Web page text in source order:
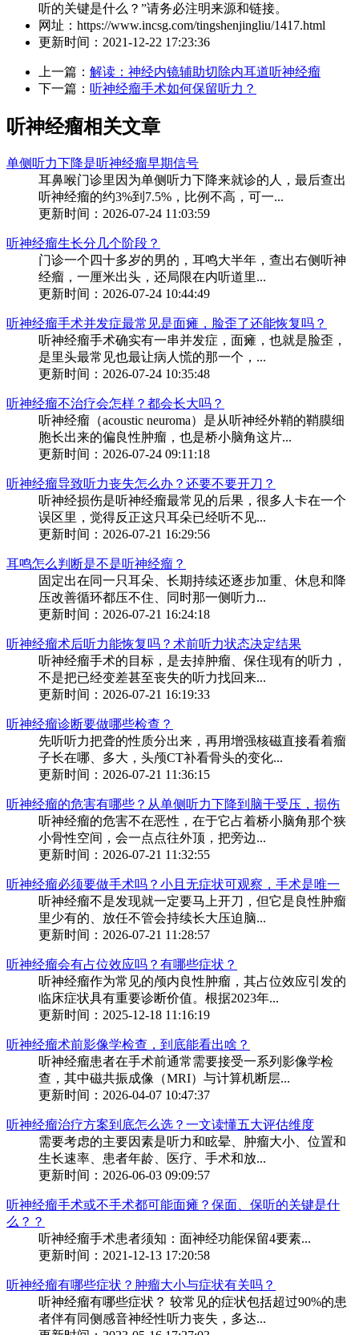
听的关键是什么？”请务必注明来源和链接。
网址： https://www.incsg.com/tingshenjingliu/1417.html
更新时间： 2021-12-22 17:23:36
上一篇： 解读：神经内镜辅助切除内耳道听神经瘤
下一篇： 听神经瘤手术如何保留听力？
听神经瘤相关文章
单侧听力下降是听神经瘤早期信号
耳鼻喉门诊里因为单侧听力下降来就诊的人，最后查出
听神经瘤的约3%到7.5%，比例不高，可一...
更新时间：2026-07-24 11:03:59
听神经瘤生长分几个阶段？
门诊一个四十多岁的男的，耳鸣大半年，查出右侧听神
经瘤，一厘米出头，还局限在内听道里...
更新时间：2026-07-24 10:44:49
听神经瘤手术并发症最常见是面瘫，脸歪了还能恢复吗？
听神经瘤手术确实有一串并发症，面瘫，也就是脸歪，
是里头最常见也最让病人慌的那一个，...
更新时间：2026-07-24 10:35:48
听神经瘤不治疗会怎样？都会长大吗？
听神经瘤（acoustic neuroma）是从听神经外鞘的鞘膜细
胞长出来的偏良性肿瘤，也是桥小脑角这片...
更新时间：2026-07-24 09:11:18
听神经瘤导致听力丧失怎么办？还要不要开刀？
听神经损伤是听神经瘤最常见的后果，很多人卡在一个
误区里，觉得反正这只耳朵已经听不见...
更新时间：2026-07-21 16:29:56
耳鸣怎么判断是不是听神经瘤？
固定出在同一只耳朵、长期持续还逐步加重、休息和降
压改善循环都压不住、同时那一侧听力...
更新时间：2026-07-21 16:24:18
听神经瘤术后听力能恢复吗？术前听力状态决定结果
听神经瘤手术的目标，是去掉肿瘤、保住现有的听力，
不是把已经变差甚至丧失的听力找回来...
更新时间：2026-07-21 16:19:33
听神经瘤诊断要做哪些检查？
先听听力把聋的性质分出来，再用增强核磁直接看着瘤
子长在哪、多大，头颅CT补看骨头的变化...
更新时间：2026-07-21 11:36:15
听神经瘤的危害有哪些？从单侧听力下降到脑干受压，损伤
听神经瘤的危害不在恶性，在于它占着桥小脑角那个狭
小骨性空间，会一点点往外顶，把旁边...
更新时间：2026-07-21 11:32:55
听神经瘤必须要做手术吗？小且无症状可观察，手术是唯一
听神经瘤不是发现就一定要马上开刀，但它是良性肿瘤
里少有的、放任不管会持续长大压迫脑...
更新时间：2026-07-21 11:28:57
听神经瘤会有占位效应吗？有哪些症状？
听神经瘤作为常见的颅内良性肿瘤，其占位效应引发的
临床症状具有重要诊断价值。根据2023年...
更新时间：2025-12-18 11:16:19
听神经瘤术前影像学检查，到底能看出啥？
听神经瘤患者在手术前通常需要接受一系列影像学检
查，其中磁共振成像（MRI）与计算机断层...
更新时间：2026-04-07 10:47:37
听神经瘤治疗方案到底怎么选？一文读懂五大评估维度
需要考虑的主要因素是听力和眩晕、肿瘤大小、位置和
生长速率、患者年龄、医疗、手术和放...
更新时间：2026-06-03 09:09:57
听神经瘤手术或不手术都可能面瘫？保面、保听的关键是什
么？？
听神经瘤手术患者须知：面神经功能保留4要素...
更新时间：2021-12-13 17:20:58
听神经瘤有哪些症状？肿瘤大小与症状有关吗？
听神经瘤有哪些症状？ 较常见的症状包括超过90%的患
者伴有同侧感音神经性听力丧失，多达...